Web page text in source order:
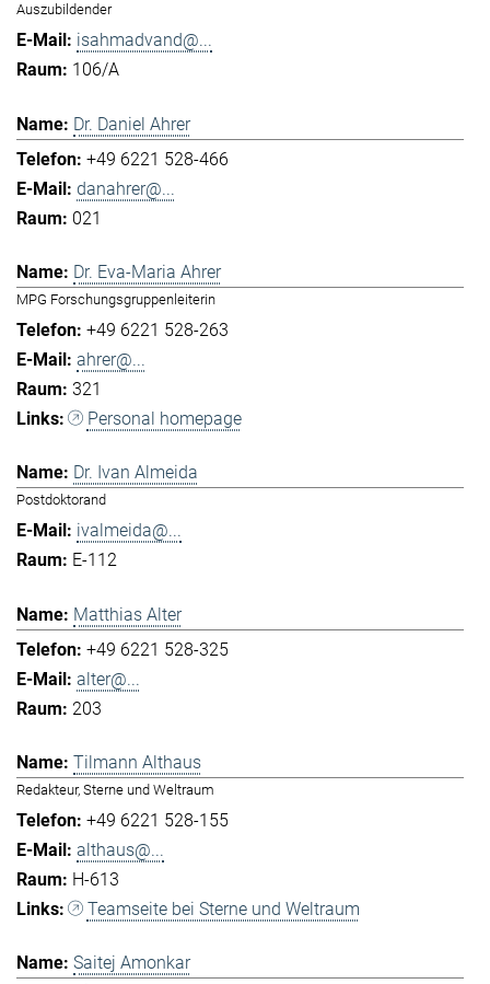
Auszubildender
isahmadvand@...
106/A
Dr. Daniel Ahrer
+49 6221 528-466
danahrer@...
021
Dr. Eva-Maria Ahrer
MPG Forschungsgruppenleiterin
+49 6221 528-263
ahrer@...
321
Personal homepage
Dr. Ivan Almeida
Postdoktorand
ivalmeida@...
E-112
Matthias Alter
+49 6221 528-325
alter@...
203
Tilmann Althaus
Redakteur, Sterne und Weltraum
+49 6221 528-155
althaus@...
H-613
Teamseite bei Sterne und Weltraum
Saitej Amonkar